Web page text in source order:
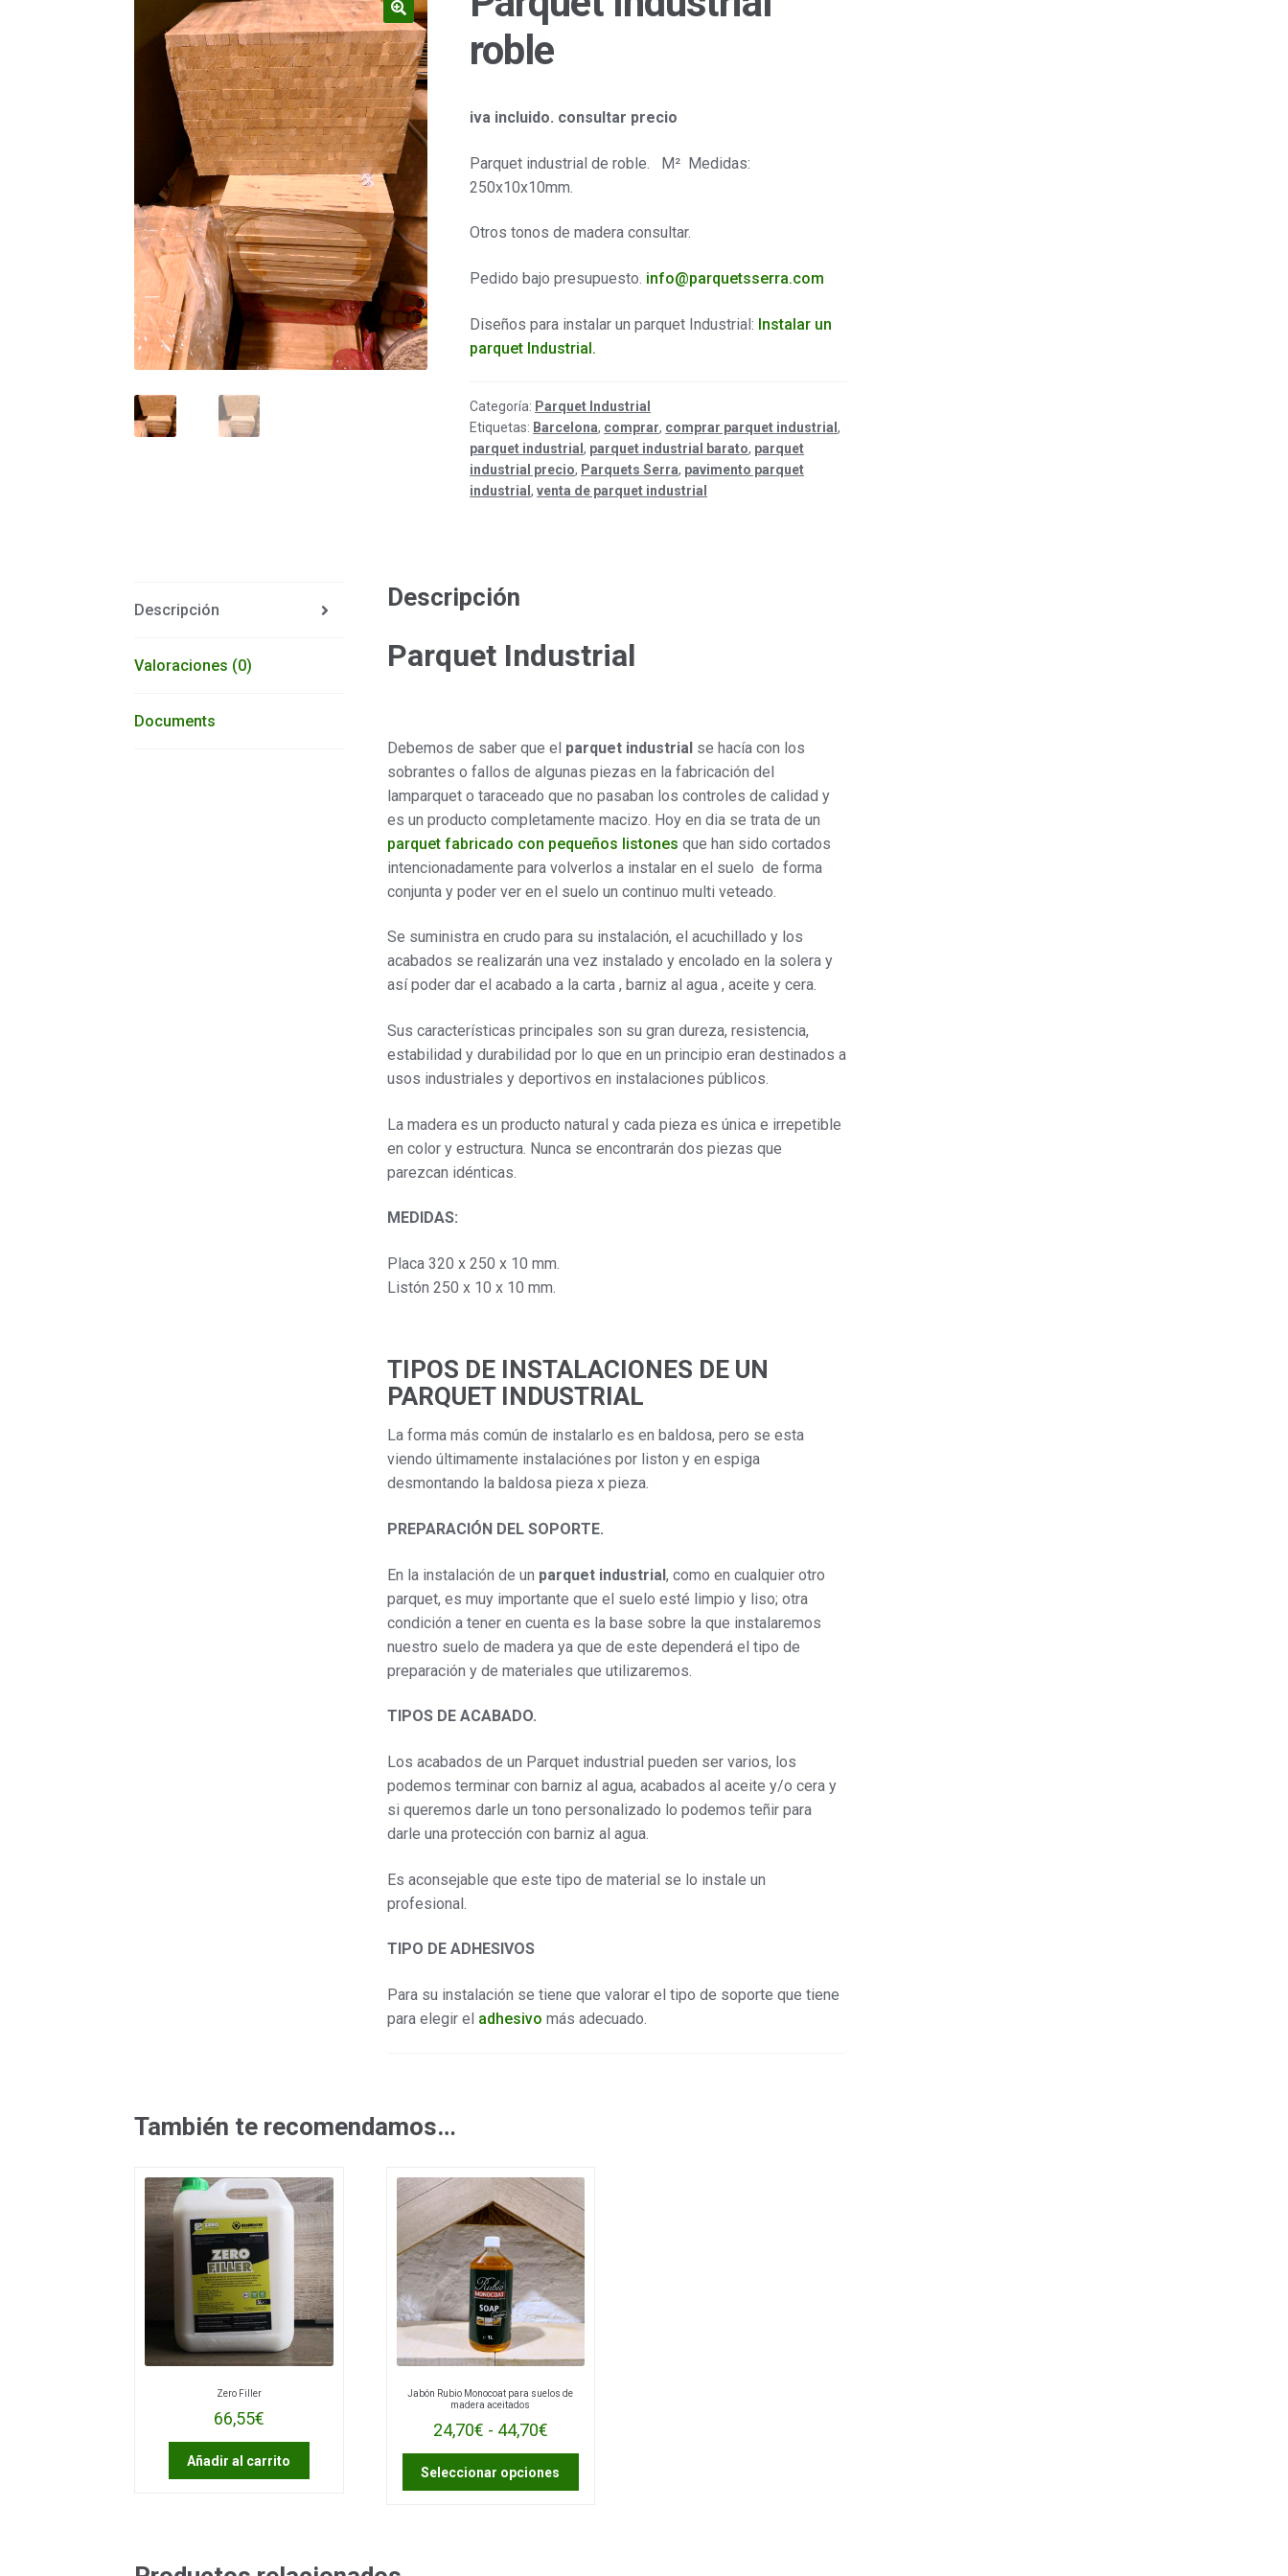
roble
iva incluido. consultar precio
Parquet industrial de roble. M² Medidas:
250x10x10mm.
Otros tonos de madera consultar.
Pedido bajo presupuesto. info@parquetsserra.com
Diseños para instalar un parquet Industrial: Instalar un
parquet Industrial.
Categoría: Parquet Industrial
Etiquetas: Barcelona, comprar, comprar parquet industrial,
parquet industrial, parquet industrial barato, parquet
industrial precio, Parquets Serra, pavimento parquet
industrial,venta de parquet industrial
Descripción
Valoraciones (0)
Documents
Descripción
Parquet Industrial
Debemos de saber que el parquet industrialse hacía con los
sobrantes o fallos de algunas piezas en la fabricación del
lamparquet o taraceado que no pasaban los controles de calidad y
es un producto completamente macizo. Hoy en dia se trata de un
parquet fabricado con pequeños listones que han sido cortados
intencionadamente para volverlos a instalar en el suelo de forma
conjunta y poder ver en el suelo un continuo multi veteado.
Se suministra en crudo para su instalación, el acuchillado y los
acabados se realizarán una vez instalado y encolado en la solera y
así poder dar el acabado a la carta , barniz al agua , aceite y cera.
Sus características principales son su gran dureza, resistencia,
estabilidad y durabilidad por lo que en un principio eran destinados a
usos industriales y deportivos en instalaciones públicos.
La madera es un producto natural y cada pieza es única e irrepetible
en color y estructura. Nunca se encontrarán dos piezas que
parezcan idénticas.
MEDIDAS:
Placa 320 x 250 x 10 mm.
Listón 250 x 10 x 10 mm.
TIPOS DE INSTALACIONES DE UN
PARQUET INDUSTRIAL
La forma más común de instalarlo es en baldosa, pero se esta
viendo últimamente instalaciónes por liston y en espiga
desmontando la baldosa pieza x pieza.
PREPARACIÓN DEL SOPORTE.
En la instalación de un parquet industrial, como en cualquier otro
parquet, es muy importante que el suelo esté limpio y liso; otra
condición a tener en cuenta es la base sobre la que instalaremos
nuestro suelo de madera ya que de este dependerá el tipo de
preparación y de materiales que utilizaremos.
TIPOS DE ACABADO.
Los acabados de un Parquet industrial pueden ser varios, los
podemos terminar con barniz al agua, acabados al aceite y/o cera y
si queremos darle un tono personalizado lo podemos teñir para
darle una protección con barniz al agua.
Es aconsejable que este tipo de material se lo instale un
profesional.
TIPO DE ADHESIVOS
Para su instalación se tiene que valorar el tipo de soporte que tiene
para elegir el adhesivo más adecuado.
También te recomendamos…
Zero Filler
66,55€
Añadir al carrito
Jabón Rubio Monocoat para suelos de
madera aceitados
24,70€ - 44,70€Rango
de
Seleccionar opciones